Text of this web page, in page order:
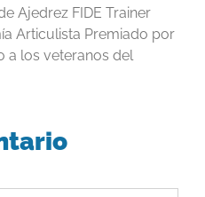
Ajedrez FIDE Trainer
Articulista Premiado por
a los veteranos del